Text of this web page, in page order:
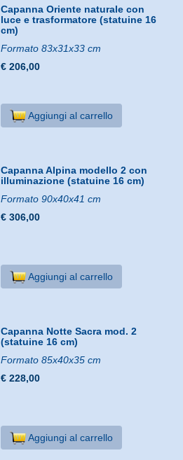
Capanna Oriente naturale con
luce e trasformatore (statuine 16
cm)
Formato 83x31x33 cm
€ 206,00
Aggiungi al carrello
Capanna Alpina modello 2 con
illuminazione (statuine 16 cm)
Formato 90x40x41 cm
€ 306,00
Aggiungi al carrello
Capanna Notte Sacra mod. 2
(statuine 16 cm)
Formato 85x40x35 cm
€ 228,00
Aggiungi al carrello